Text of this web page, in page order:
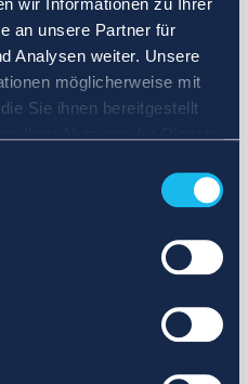
wir Informationen zu Ihrer
an unsere Partner für
Analysen weiter. Unsere
möglicherweise mit
Sie ihnen bereitgestellt